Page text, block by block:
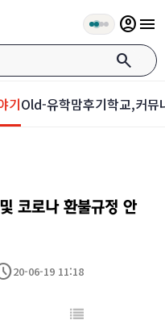
search
account_circlemenu
기Old-유학맘후기학교,커뮤
코로나 환불규정 안
20-06-19 11:18